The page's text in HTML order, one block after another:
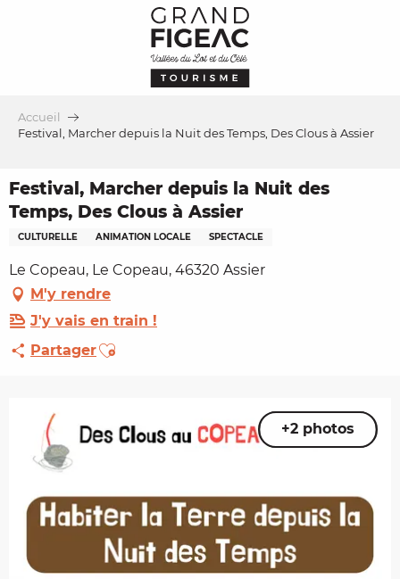
Accueil
Festival, Marcher depuis la Nuit des Temps, Des Clous à Assier
Festival, Marcher depuis la Nuit des
Temps, Des Clous à Assier
CULTURELLE ANIMATION LOCALE SPECTACLE
Le Copeau, Le Copeau, 46320 Assier
M'y rendre
J'y vais en train !
PartagerAjouter aux favoris
+2 photos